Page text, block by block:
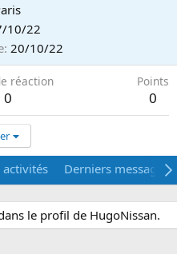
10/22
20/10/22
réaction
0
Points
0
activités Derniers messages
le profil de HugoNissan.